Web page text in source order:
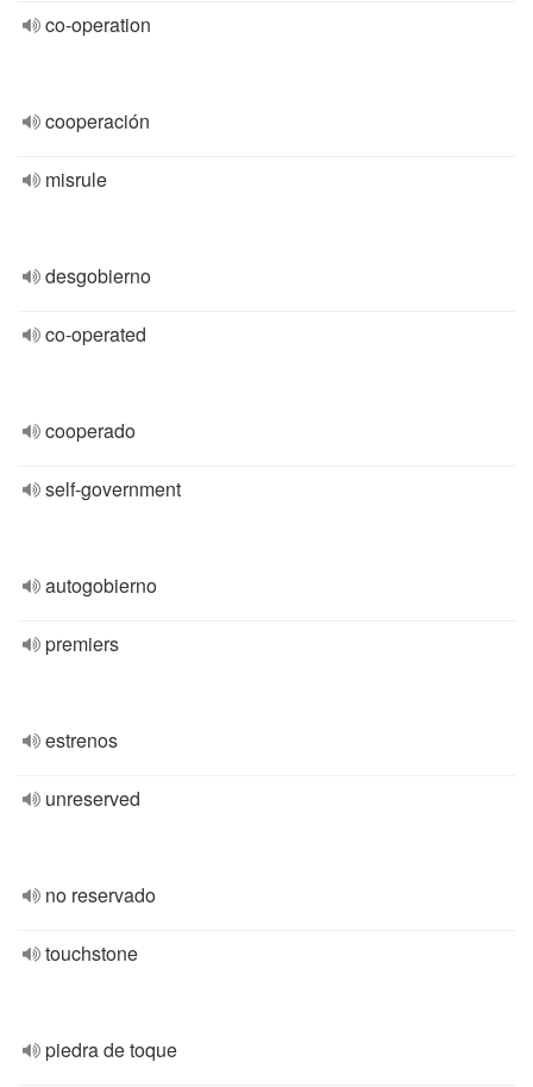
co-operation
cooperación
misrule
desgobierno
co-operated
cooperado
self-government
autogobierno
premiers
estrenos
unreserved
no reservado
touchstone
piedra de toque